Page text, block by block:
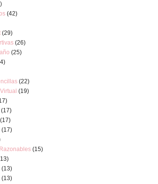
(42)
(29)
(26)
(25)
(22)
(19)
(17)
(17)
(17)
(15)
(13)
(13)